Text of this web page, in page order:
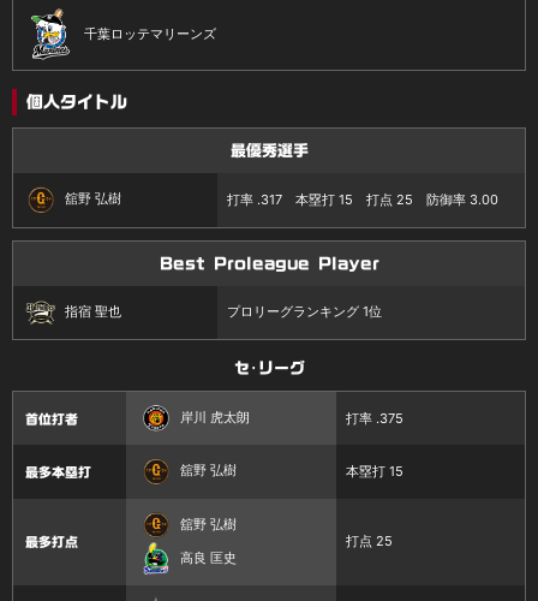
千葉ロッテマリーンズ
個人タイトル
最優秀選手
舘野 弘樹 打率 .317 本塁打 15 打点 25 防御率 3.00
Best Proleague Player
指宿 聖也 プロリーグランキング 1位
セ･リーグ
首位打者 岸川 虎太朗 打率 .375
最多本塁打 舘野 弘樹 本塁打 15
最多打点
舘野 弘樹
高良 匡史
打点 25